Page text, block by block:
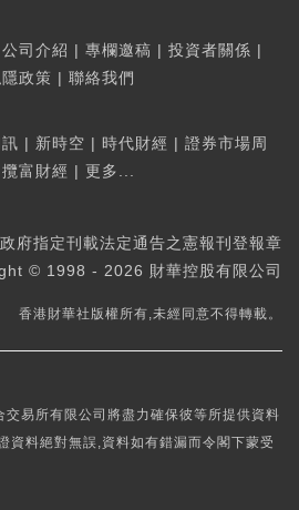
公司介紹 | 專欄邀稿 | 投資者關係 |
政策 | 聯絡我們
| 新時空 | 時代財經 | 證券市場周
攬富財經 | 更多...
府指定刊載法定通告之憲報刊登報章
© 1998 - 2026 財華控股有限公司
香港財華社版權所有,未經同意不得轉載。
交易所有限公司將盡力確保彼等所提供資料
資料絕對無誤,資料如有錯漏而令閣下蒙受